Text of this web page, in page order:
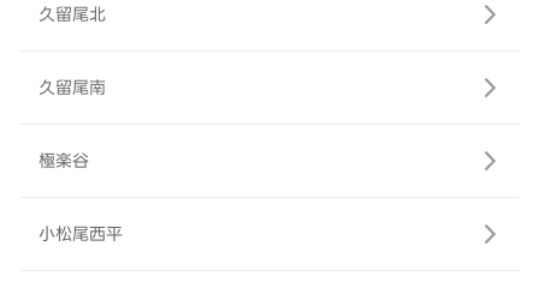
久留尾北
久留尾南
極楽谷
小松尾西平